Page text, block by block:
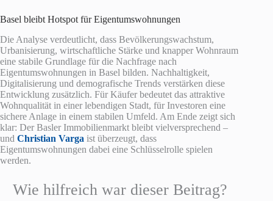
Basel bleibt Hotspot für Eigentumswohnungen
Die Analyse verdeutlicht, dass Bevölkerungswachstum,
Urbanisierung, wirtschaftliche Stärke und knapper Wohnraum
eine stabile Grundlage für die Nachfrage nach
Eigentumswohnungen in Basel bilden. Nachhaltigkeit,
Digitalisierung und demografische Trends verstärken diese
Entwicklung zusätzlich. Für Käufer bedeutet das attraktive
Wohnqualität in einer lebendigen Stadt, für Investoren eine
sichere Anlage in einem stabilen Umfeld. Am Ende zeigt sich
klar: Der Basler Immobilienmarkt bleibt vielversprechend –
und Christian Varga ist überzeugt, dass
Eigentumswohnungen dabei eine Schlüsselrolle spielen
werden.
Wie hilfreich war dieser Beitrag?